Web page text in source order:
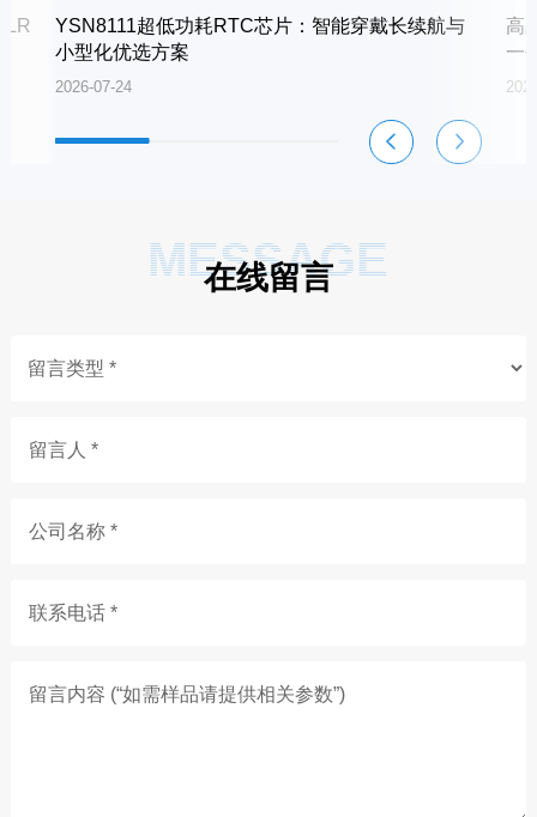
YSN8111超低功耗RTC芯片：智能穿戴长续航与
小型化优选方案
2026-07-24
高
一
MESSAGE
在线留言
留言人 *
公司名称 *
联系电话 *
留言内容 (“如需样品请提供相关参数”)